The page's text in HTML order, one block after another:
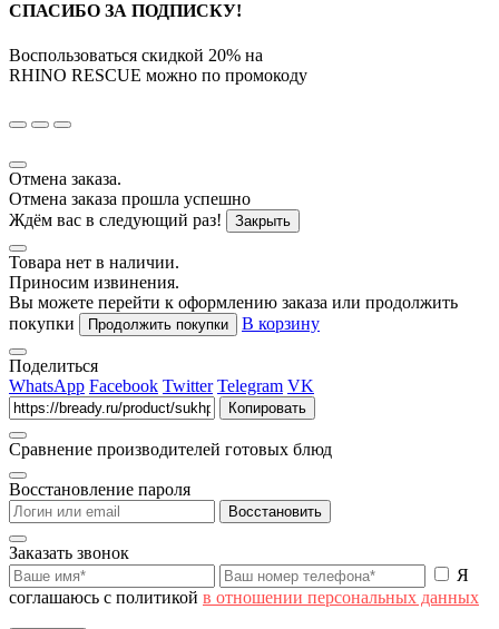
СПАСИБО ЗА ПОДПИСКУ!
Воспользоваться скидкой 20% на
RHINO RESCUE можно по промокоду
Отмена заказа.
Отмена заказа прошла успешно
Ждём вас в следующий раз!
Закрыть
Товара нет в наличии.
Приносим извинения.
Вы можете перейти к оформлению заказа или продолжить
покупки
Продолжить покупки В корзину
Поделиться
WhatsApp Facebook Twitter Telegram VK
Копировать
Сравнение производителей готовых блюд
Восстановление пароля
Восстановить
Заказать звонок
Я
соглашаюсь с политикой в отношении персональных данных